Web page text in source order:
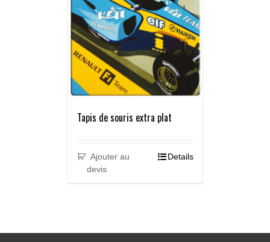
Tapis de souris extra plat
Ajouter au
devis
Details